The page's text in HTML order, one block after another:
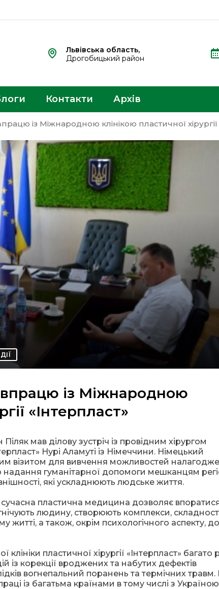
Львівська область,
Дрогобицький район
Контакти Архів
із Міжнародною клінікою пластичної хірургії
із Міжнародною
«Інтерпласт»
мав ділову зустріч із провідним хірургом
Нурі Аламуті із Німеччини. Німецький
візитом для вивчення можливостей
гуманітарної допомоги мешканцям
які ускладнюють людське життя.
сучасна пластична медицина дозволяє
людину, створюють комплекси,
житті, а також, окрім психологічного аспекту,
пластичної хірургії «Інтерпласт» багато
із корекції вроджених та набутих дефектів
вогнепальний поранень та термічних травм.
із багатьма країнами в тому числі з